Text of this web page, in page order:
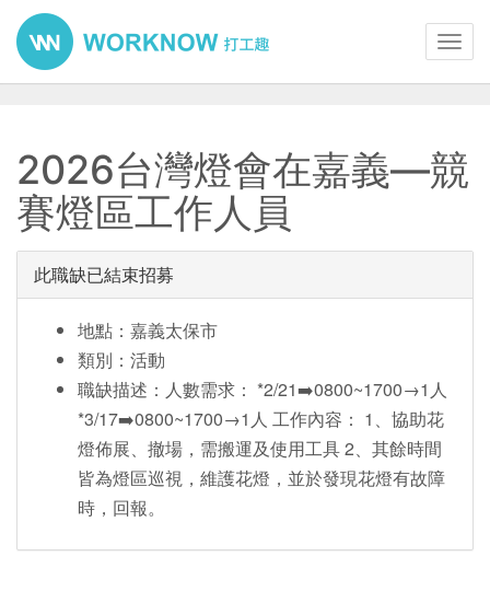
2026台灣燈會在嘉義—競
賽燈區工作人員
此職缺已結束招募
地點：嘉義太保市
類別：活動
職缺描述：人數需求： *2/21➡️0800~1700→1人
*3/17➡️0800~1700→1人 工作內容： 1、協助花
燈佈展、撤場，需搬運及使用工具 2、其餘時間
皆為燈區巡視，維護花燈，並於發現花燈有故障
時，回報。